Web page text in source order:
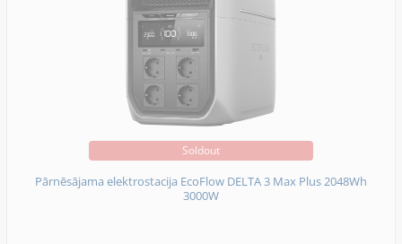
Soldout
Pārnēsājama elektrostacija EcoFlow DELTA 3 Max Plus 2048Wh
3000W